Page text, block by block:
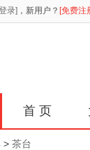
录] ，新用户？ [免费注
首 页
> 茶台